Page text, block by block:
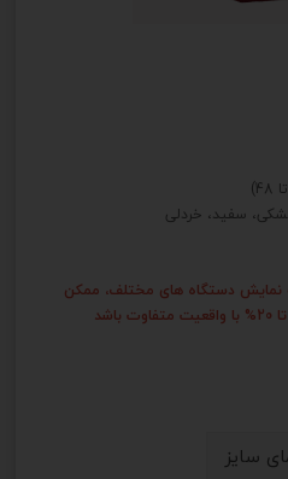
سفید، خردلی
نمایش دستگاه های مختلف، ممکن
سایز